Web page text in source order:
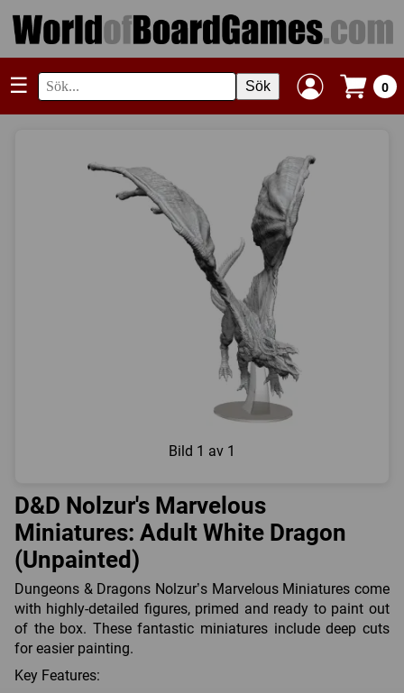
☰ Sök 0
Bild 1 av 1
D&D Nolzur's Marvelous
Miniatures: Adult White Dragon
(Unpainted)
Dungeons & Dragons Nolzur’s Marvelous Miniatures come
with highly-detailed figures, primed and ready to paint out
of the box. These fantastic miniatures include deep cuts
for easier painting.
Key Features: